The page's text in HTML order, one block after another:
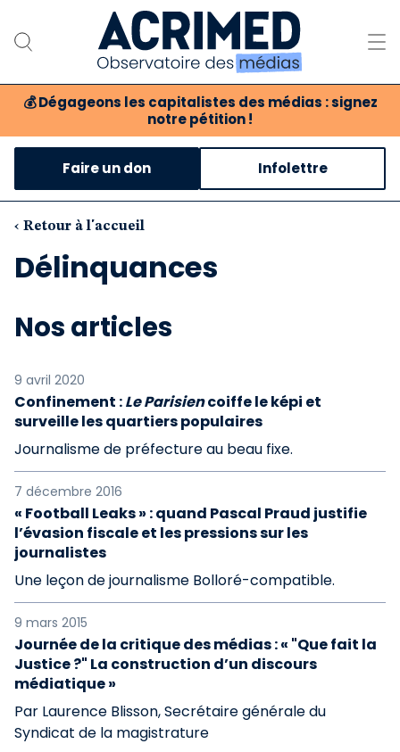
💰 Dégageons les capitalistes des médias : signez
notre pétition !
Notre association
Notre critique des médias
Nos propositions
Notre revue
Boutique
Faire un don Infolettre
‹ Retour à l'accueil
Délinquances
Nos articles
9 avril 2020
Confinement :Le Parisiencoiffe le képi et
surveille les quartiers populaires
Journalisme de préfecture au beau fixe.
7 décembre 2016
« Football Leaks » : quand Pascal Praud justifie
l’évasion fiscale et les pressions sur les
journalistes
Une leçon de journalisme Bolloré-compatible.
9 mars 2015
Journée de la critique des médias : « "Que fait la
Justice ?" La construction d’un discours
médiatique »
Par Laurence Blisson, Secrétaire générale du
Syndicat de la magistrature